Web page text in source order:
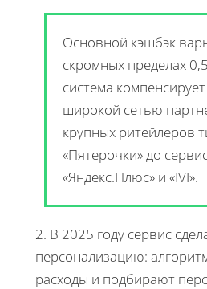
Основной кэшбэк
скромных пределах
система
широкой сетью
крупных ритейлеров
«Пятерочки» до
«Яндекс.Плюс» и «IVI».
2. В 2025 году сервис
персонализацию:
расходы и подбирают